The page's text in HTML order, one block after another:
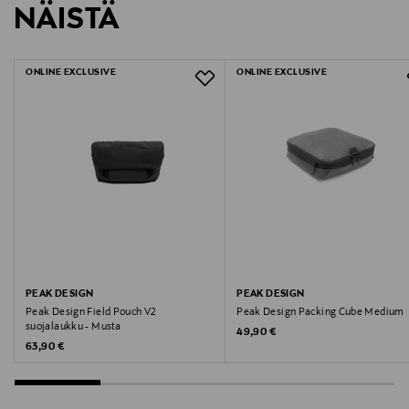
Paino: 288 g
Tilavuus: 2 litraa
Myyntipaketti sisältää
930553
LUE TARKEMMAT PALAUTUSOHJEET
NÄISTÄ
ONLINE EXCLUSIVE
PEAK DESIGN
Peak Design Field Pouch V2
suojalaukku - Musta
Original Price
63,90 €
ONLINE EXCLUSIVE
PEAK DESIGN
Peak Design Packing Cube Medium
Original Price
49,90 €